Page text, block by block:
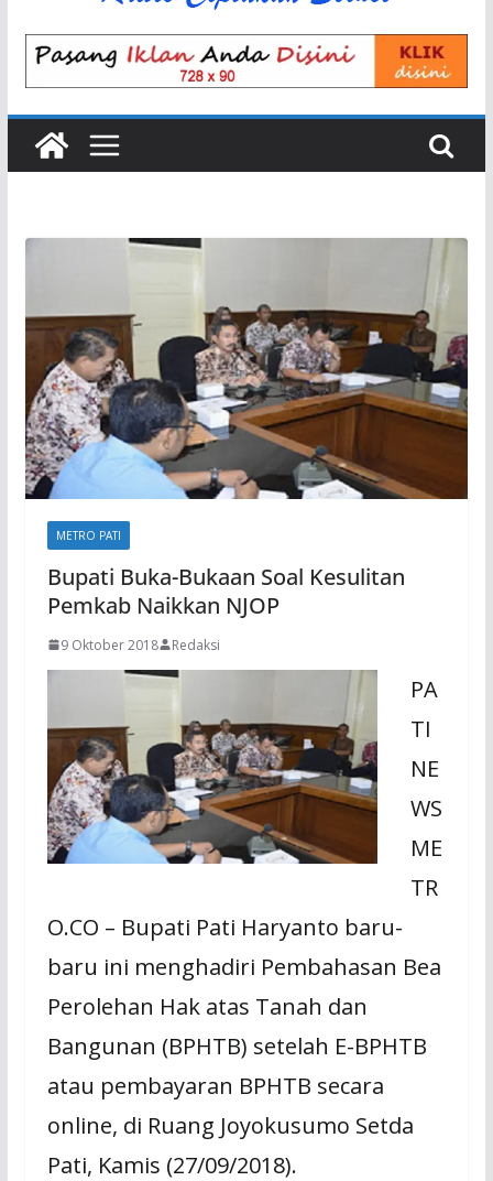
METRO PATI
Bupati Buka-Bukaan Soal Kesulitan
Pemkab Naikkan NJOP
9 Oktober 2018 Redaksi
PA
TI
NE
WS
ME
TR
O.CO – Bupati Pati Haryanto baru-
baru ini menghadiri Pembahasan Bea
Perolehan Hak atas Tanah dan
Bangunan (BPHTB) setelah E-BPHTB
atau pembayaran BPHTB secara
online, di Ruang Joyokusumo Setda
Pati, Kamis (27/09/2018).